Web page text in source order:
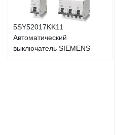
5SY52017KK11
Автоматический
выключатель SIEMENS